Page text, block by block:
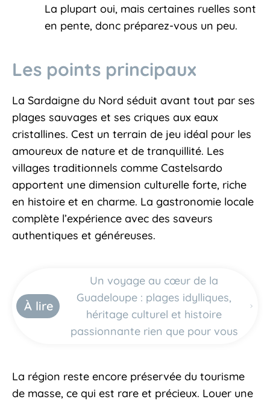
La plupart oui, mais certaines ruelles sont
en pente, donc préparez-vous un peu.
Les points principaux
La Sardaigne du Nord séduit avant tout par ses
plages sauvages et ses criques aux eaux
cristallines. Cest un terrain de jeu idéal pour les
amoureux de nature et de tranquillité. Les
villages traditionnels comme Castelsardo
apportent une dimension culturelle forte, riche
en histoire et en charme. La gastronomie locale
complète l’expérience avec des saveurs
authentiques et généreuses.
À lire
Un voyage au cœur de la
Guadeloupe : plages idylliques,
héritage culturel et histoire
passionnante rien que pour vous
La région reste encore préservée du tourisme
de masse, ce qui est rare et précieux. Louer une